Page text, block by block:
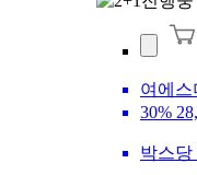
여에
30%
박스당